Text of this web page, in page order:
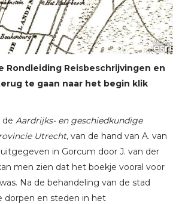
Rondleiding Reisbeschrijvingen en
te gaan naar het begin klik
de Aardrijks- en geschiedkundige
Utrecht, van de hand van A. van
in Gorcum door J. van der
men zien dat het boekje vooral voor
Na de behandeling van de stad
dorpen en steden in het